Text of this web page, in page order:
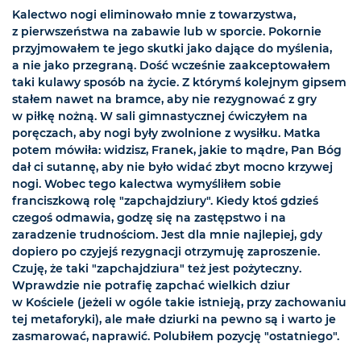
Kalectwo nogi eliminowało mnie z towarzystwa,
z pierwszeństwa na zabawie lub w sporcie. Pokornie
przyjmowałem te jego skutki jako dające do myślenia,
a nie jako przegraną. Dość wcześnie zaakceptowałem
taki kulawy sposób na życie. Z którymś kolejnym gipsem
stałem nawet na bramce, aby nie rezygnować z gry
w piłkę nożną. W sali gimnastycznej ćwiczyłem na
poręczach, aby nogi były zwolnione z wysiłku. Matka
potem mówiła: widzisz, Franek, jakie to mądre, Pan Bóg
dał ci sutannę, aby nie było widać zbyt mocno krzywej
nogi. Wobec tego kalectwa wymyśliłem sobie
franciszkową rolę "zapchajdziury". Kiedy ktoś gdzieś
czegoś odmawia, godzę się na zastępstwo i na
zaradzenie trudnościom. Jest dla mnie najlepiej, gdy
dopiero po czyjejś rezygnacji otrzymuję zaproszenie.
Czuję, że taki "zapchajdziura" też jest pożyteczny.
Wprawdzie nie potrafię zapchać wielkich dziur
w Kościele (jeżeli w ogóle takie istnieją, przy zachowaniu
tej metaforyki), ale małe dziurki na pewno są i warto je
zasmarować, naprawić. Polubiłem pozycję "ostatniego".